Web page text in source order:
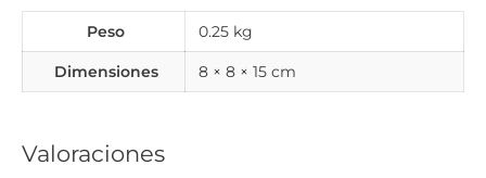
Peso 0.25 kg
Dimensiones 8 × 8 × 15 cm
Valoraciones